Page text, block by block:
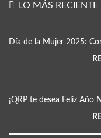
LO MÁS RECIENTE
Día de la Mujer 2025:
¡QRP te desea Feliz Año